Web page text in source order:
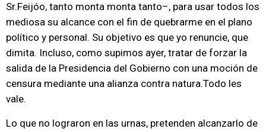
Sr.Feijóo, tanto monta monta tanto–, para usar todos los
mediosa su alcance con el fin de quebrarme en el plano
político y personal. Su objetivo es que yo renuncie, que
dimita. Incluso, como supimos ayer, tratar de forzar la
salida de la Presidencia del Gobierno con una moción de
censura mediante una alianza contra natura.Todo les
vale.
Lo que no lograron en las urnas, pretenden alcanzarlo de